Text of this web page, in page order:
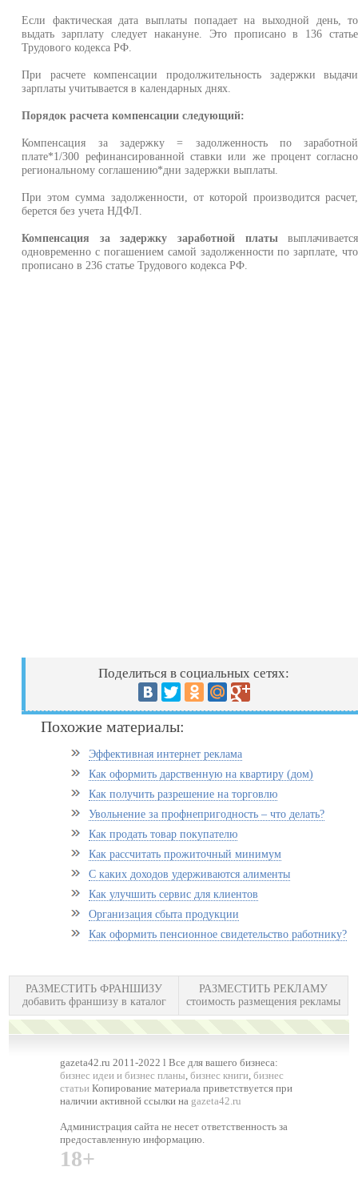
Если фактическая дата выплаты попадает на выходной день, то
выдать зарплату следует накануне. Это прописано в 136 статье
Трудового кодекса РФ.
При расчете компенсации продолжительность задержки выдачи
зарплаты учитывается в календарных днях.
Порядок расчета компенсации следующий:
Компенсация за задержку = задолженность по заработной
плате*1/300 рефинансированной ставки или же процент согласно
региональному соглашению*дни задержки выплаты.
При этом сумма задолженности, от которой производится расчет,
берется без учета НДФЛ.
Компенсация за задержку заработной платывыплачивается
одновременно с погашением самой задолженности по зарплате, что
прописано в 236 статье Трудового кодекса РФ.
Поделиться в социальных сетях:
Похожие материалы:
Эффективная интернет реклама
Как оформить дарственную на квартиру (дом)
Как получить разрешение на торговлю
Увольнение за профнепригодность – что делать?
Как продать товар покупателю
Как рассчитать прожиточный минимум
С каких доходов удерживаются алименты
Как улучшить сервис для клиентов
Организация сбыта продукции
Как оформить пенсионное свидетельство работнику?
РАЗМЕСТИТЬ ФРАНШИЗУ
добавить франшизу в каталог
РАЗМЕСТИТЬ РЕКЛАМУ
стоимость размещения рекламы
gazeta42.ru 2011-2022 l Все для вашего бизнеса:
бизнес идеи и бизнес планы,бизнес книги,бизнес
статьи Копирование материала приветствуется при
наличии активной ссылки на gazeta42.ru
Администрация сайта не несет ответственность за
предоставленную информацию.
18+